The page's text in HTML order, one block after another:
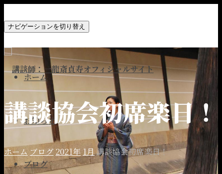
ナビゲーションを切り替え
ホーム
お知らせ
ブログ
講談協会初席楽日！
ホーム ブログ 2021年 1月 講談協会初席楽日！